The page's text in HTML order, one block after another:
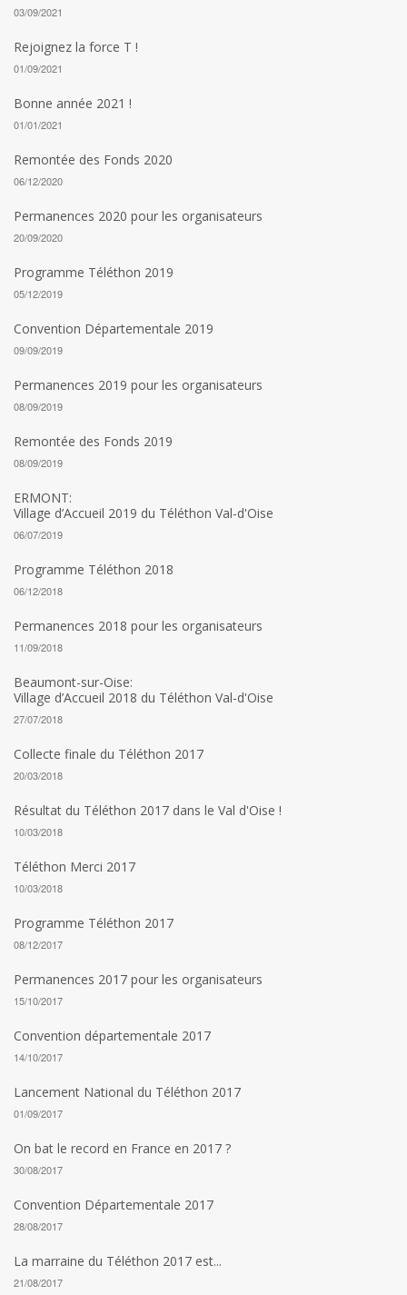
03/09/2021
Rejoignez la force T !
01/09/2021
Bonne année 2021 !
01/01/2021
Remontée des Fonds 2020
06/12/2020
Permanences 2020 pour les organisateurs
20/09/2020
Programme Téléthon 2019
05/12/2019
Convention Départementale 2019
09/09/2019
Permanences 2019 pour les organisateurs
08/09/2019
Remontée des Fonds 2019
08/09/2019
ERMONT:
Village d’Accueil 2019 du Téléthon Val-d'Oise
06/07/2019
Programme Téléthon 2018
06/12/2018
Permanences 2018 pour les organisateurs
11/09/2018
Beaumont-sur-Oise:
Village d’Accueil 2018 du Téléthon Val-d'Oise
27/07/2018
Collecte finale du Téléthon 2017
20/03/2018
Résultat du Téléthon 2017 dans le Val d'Oise !
10/03/2018
Téléthon Merci 2017
10/03/2018
Programme Téléthon 2017
08/12/2017
Permanences 2017 pour les organisateurs
15/10/2017
Convention départementale 2017
14/10/2017
Lancement National du Téléthon 2017
01/09/2017
On bat le record en France en 2017 ?
30/08/2017
Convention Départementale 2017
28/08/2017
La marraine du Téléthon 2017 est...
21/08/2017